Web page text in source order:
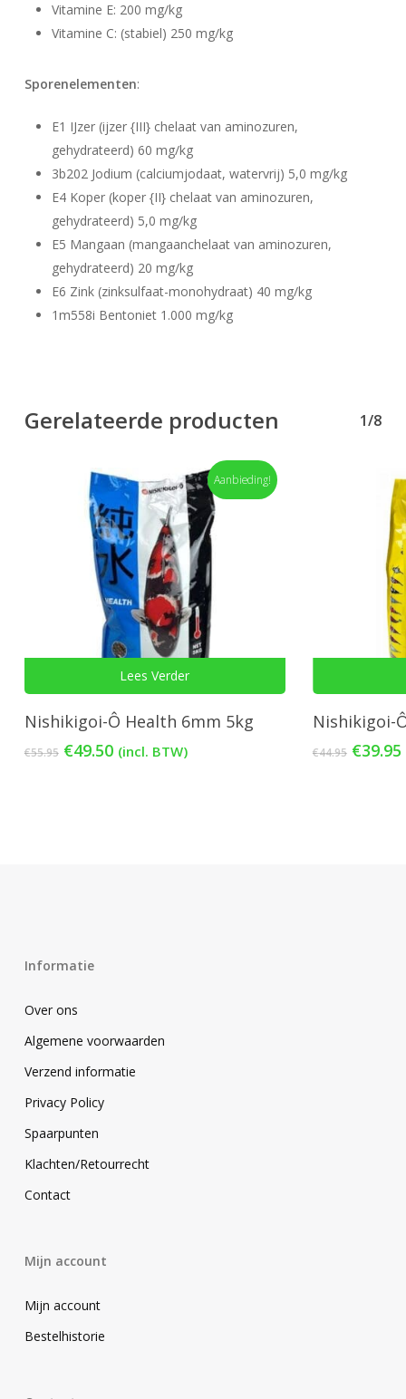
Vitamine E: 200 mg/kg
Vitamine C: (stabiel) 250 mg/kg
Sporenelementen:
E1 IJzer (ijzer {III} chelaat van aminozuren,
gehydrateerd) 60 mg/kg
3b202 Jodium (calciumjodaat, watervrij) 5,0 mg/kg
E4 Koper (koper {II} chelaat van aminozuren,
gehydrateerd) 5,0 mg/kg
E5 Mangaan (mangaanchelaat van aminozuren,
gehydrateerd) 20 mg/kg
E6 Zink (zinksulfaat-monohydraat) 40 mg/kg
1m558i Bentoniet 1.000 mg/kg
Gerelateerde producten 1/8
Aanbieding!
Lees Verder
Nishikigoi-Ô Health 6mm 5kg
€55.95 Oorspronkelijke
€49.50Huidige
(incl. BTW)
Nishikigoi-
€44.95 €39.95
Informatie
Over ons
Algemene voorwaarden
Verzend informatie
Privacy Policy
Spaarpunten
Klachten/Retourrecht
Contact
Mijn account
Mijn account
Bestelhistorie